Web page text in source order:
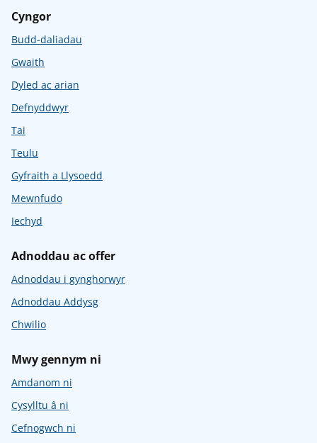
Cyngor
Budd-daliadau
Gwaith
Dyled ac arian
Defnyddwyr
Tai
Teulu
Gyfraith a Llysoedd
Mewnfudo
Iechyd
Adnoddau ac offer
Adnoddau i gynghorwyr
Adnoddau Addysg
Chwilio
Mwy gennym ni
Amdanom ni
Cysylltu â ni
Cefnogwch ni